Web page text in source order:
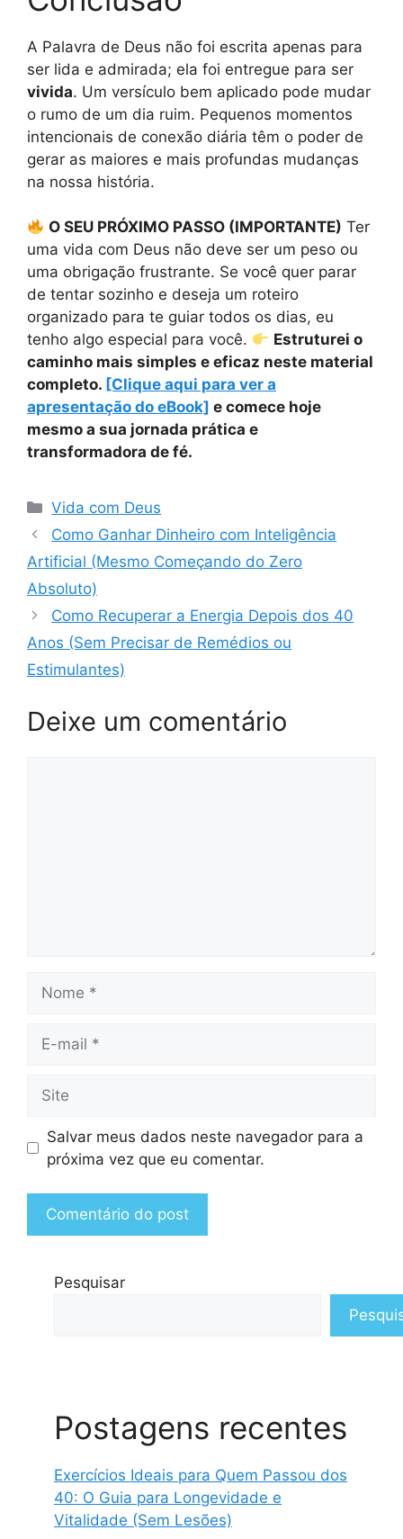
A Palavra de Deus não foi escrita apenas para
ser lida e admirada; ela foi entregue para ser
vivida. Um versículo bem aplicado pode mudar
o rumo de um dia ruim. Pequenos momentos
intencionais de conexão diária têm o poder de
gerar as maiores e mais profundas mudanças
na nossa história.
O SEU PRÓXIMO PASSO (IMPORTANTE) Ter
uma vida com Deus não deve ser um peso ou
uma obrigação frustrante. Se você quer parar
de tentar sozinho e deseja um roteiro
organizado para te guiar todos os dias, eu
tenho algo especial para você.
Estruturei o
caminho mais simples e eficaz neste material
completo. [Clique aqui para ver a
apresentação do eBook] e comece hoje
mesmo a sua jornada prática e
transformadora de fé.
Categorias
Vida com Deus
Como Ganhar Dinheiro com Inteligência
Artificial (Mesmo Começando do Zero
Absoluto)
Como Recuperar a Energia Depois dos 40
Anos (Sem Precisar de Remédios ou
Estimulantes)
Deixe um comentário
mail
Salvar meus dados neste navegador para a
próxima vez que eu comentar.
Pesquisar
Postagens recentes
Exercícios Ideais para Quem Passou dos
40: O Guia para Longevidade e
Vitalidade (Sem Lesões)